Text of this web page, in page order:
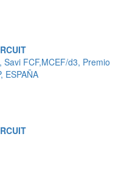
Savi FCF,MCEF/d3, Premio
ESPAÑA